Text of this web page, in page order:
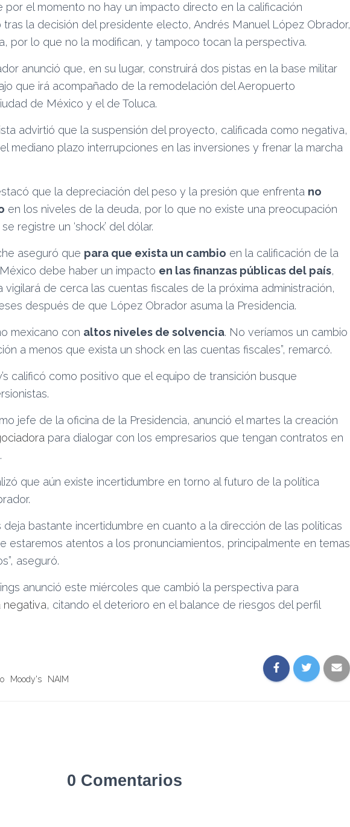
por el momento no hay un impacto directo en la calificación
la decisión del presidente electo, Andrés Manuel López Obrador,
por lo que no la modifican, y tampoco tocan la perspectiva.
anunció que, en su lugar, construirá dos pistas en la base militar
que irá acompañado de la remodelación del Aeropuerto
de México y el de Toluca.
advirtió que la suspensión del proyecto, calificada como negativa,
mediano plazo interrupciones en las inversiones y frenar la marcha
que la depreciación del peso y la presión que enfrenta no
en los niveles de la deuda, por lo que no existe una preocupación
registre un ‘shock’ del dólar.
aseguró que para que exista un cambio en la calificación de la
debe haber un impacto en las finanzas públicas del país,
vigilará de cerca las cuentas fiscales de la próxima administración,
después de que López Obrador asuma la Presidencia.
mexicano con altos niveles de solvencia. No veríamos un cambio
a menos que exista un shock en las cuentas fiscales”, remarcó.
calificó como positivo que el equipo de transición busque
jefe de la oficina de la Presidencia, anunció el martes la creación
para dialogar con los empresarios que tengan contratos en
que aún existe incertidumbre en torno al futuro de la política
deja bastante incertidumbre en cuanto a la dirección de las políticas
estaremos atentos a los pronunciamientos, principalmente en temas
aseguró.
anunció este miércoles que cambió la perspectiva para
negativa, citando el deterioro en el balance de riesgos del perfil
Moody's NAIM
0 Comentarios